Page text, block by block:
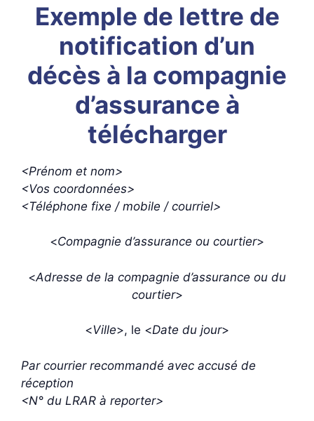
Exemple de lettre de
notification d’un
décès à la compagnie
d’assurance à
télécharger
<Prénom et nom>
<Vos coordonnées>
<Téléphone fixe / mobile / courriel>
<Compagnie d’assurance ou courtier>
<Adresse de la compagnie d’assurance ou du
courtier>
<Ville>, le <Date du jour>
Par courrier recommandé avec accusé de
réception
<N° du LRAR à reporter>